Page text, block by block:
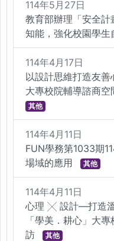
114年5月27日
教育部辦理「安全
知能，強化校園學
114年4月17日
以設計思維打造友
大專校院輔導諮商
其他
114年4月11日
FUN學務第1033期
場域的應用
其他
114年4月11日
心理 ╳ 設計—打造
「學美．耕心」大
訪
其他